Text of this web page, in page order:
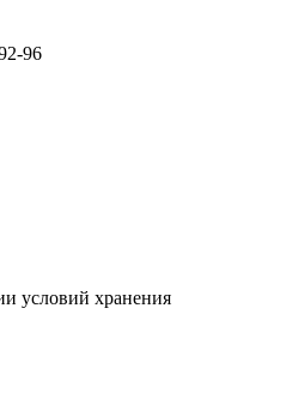
96
условий хранения